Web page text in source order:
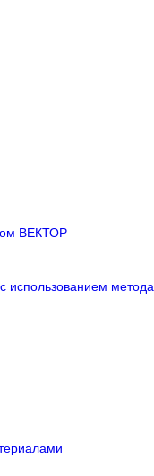
ВЕКТОР
использованием метода